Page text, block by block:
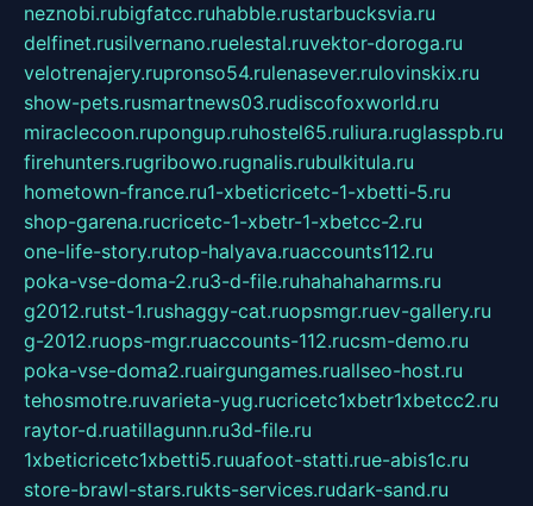
neznobi.rubigfatcc.ruhabble.rustarbucksvia.ru
delfinet.rusilvernano.ruelestal.ruvektor-doroga.ru
velotrenajery.rupronso54.rulenasever.rulovinskix.ru
show-pets.rusmartnews03.rudiscofoxworld.ru
miraclecoon.rupongup.ruhostel65.ruliura.ruglasspb.ru
firehunters.rugribowo.rugnalis.rubulkitula.ru
hometown-france.ru1-xbeticricetc-1-xbetti-5.ru
shop-garena.rucricetc-1-xbetr-1-xbetcc-2.ru
one-life-story.rutop-halyava.ruaccounts112.ru
poka-vse-doma-2.ru3-d-file.ruhahahaharms.ru
g2012.rutst-1.rushaggy-cat.ruopsmgr.ruev-gallery.ru
g-2012.ruops-mgr.ruaccounts-112.rucsm-demo.ru
poka-vse-doma2.ruairgungames.ruallseo-host.ru
tehosmotre.ruvarieta-yug.rucricetc1xbetr1xbetcc2.ru
raytor-d.ruatillagunn.ru3d-file.ru
1xbeticricetc1xbetti5.ruuafoot-statti.rue-abis1c.ru
store-brawl-stars.rukts-services.rudark-sand.ru